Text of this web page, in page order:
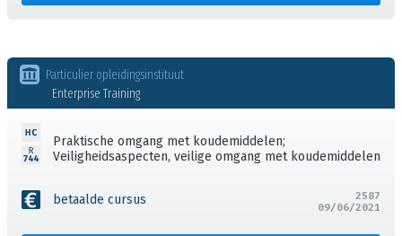
Enterprise Training
Particulier opleidingsinstituut
Praktische omgang met koudemiddelen;
Veiligheidsaspecten, veilige omgang met koudemiddelen
betaalde cursus
2587
09/06/2021